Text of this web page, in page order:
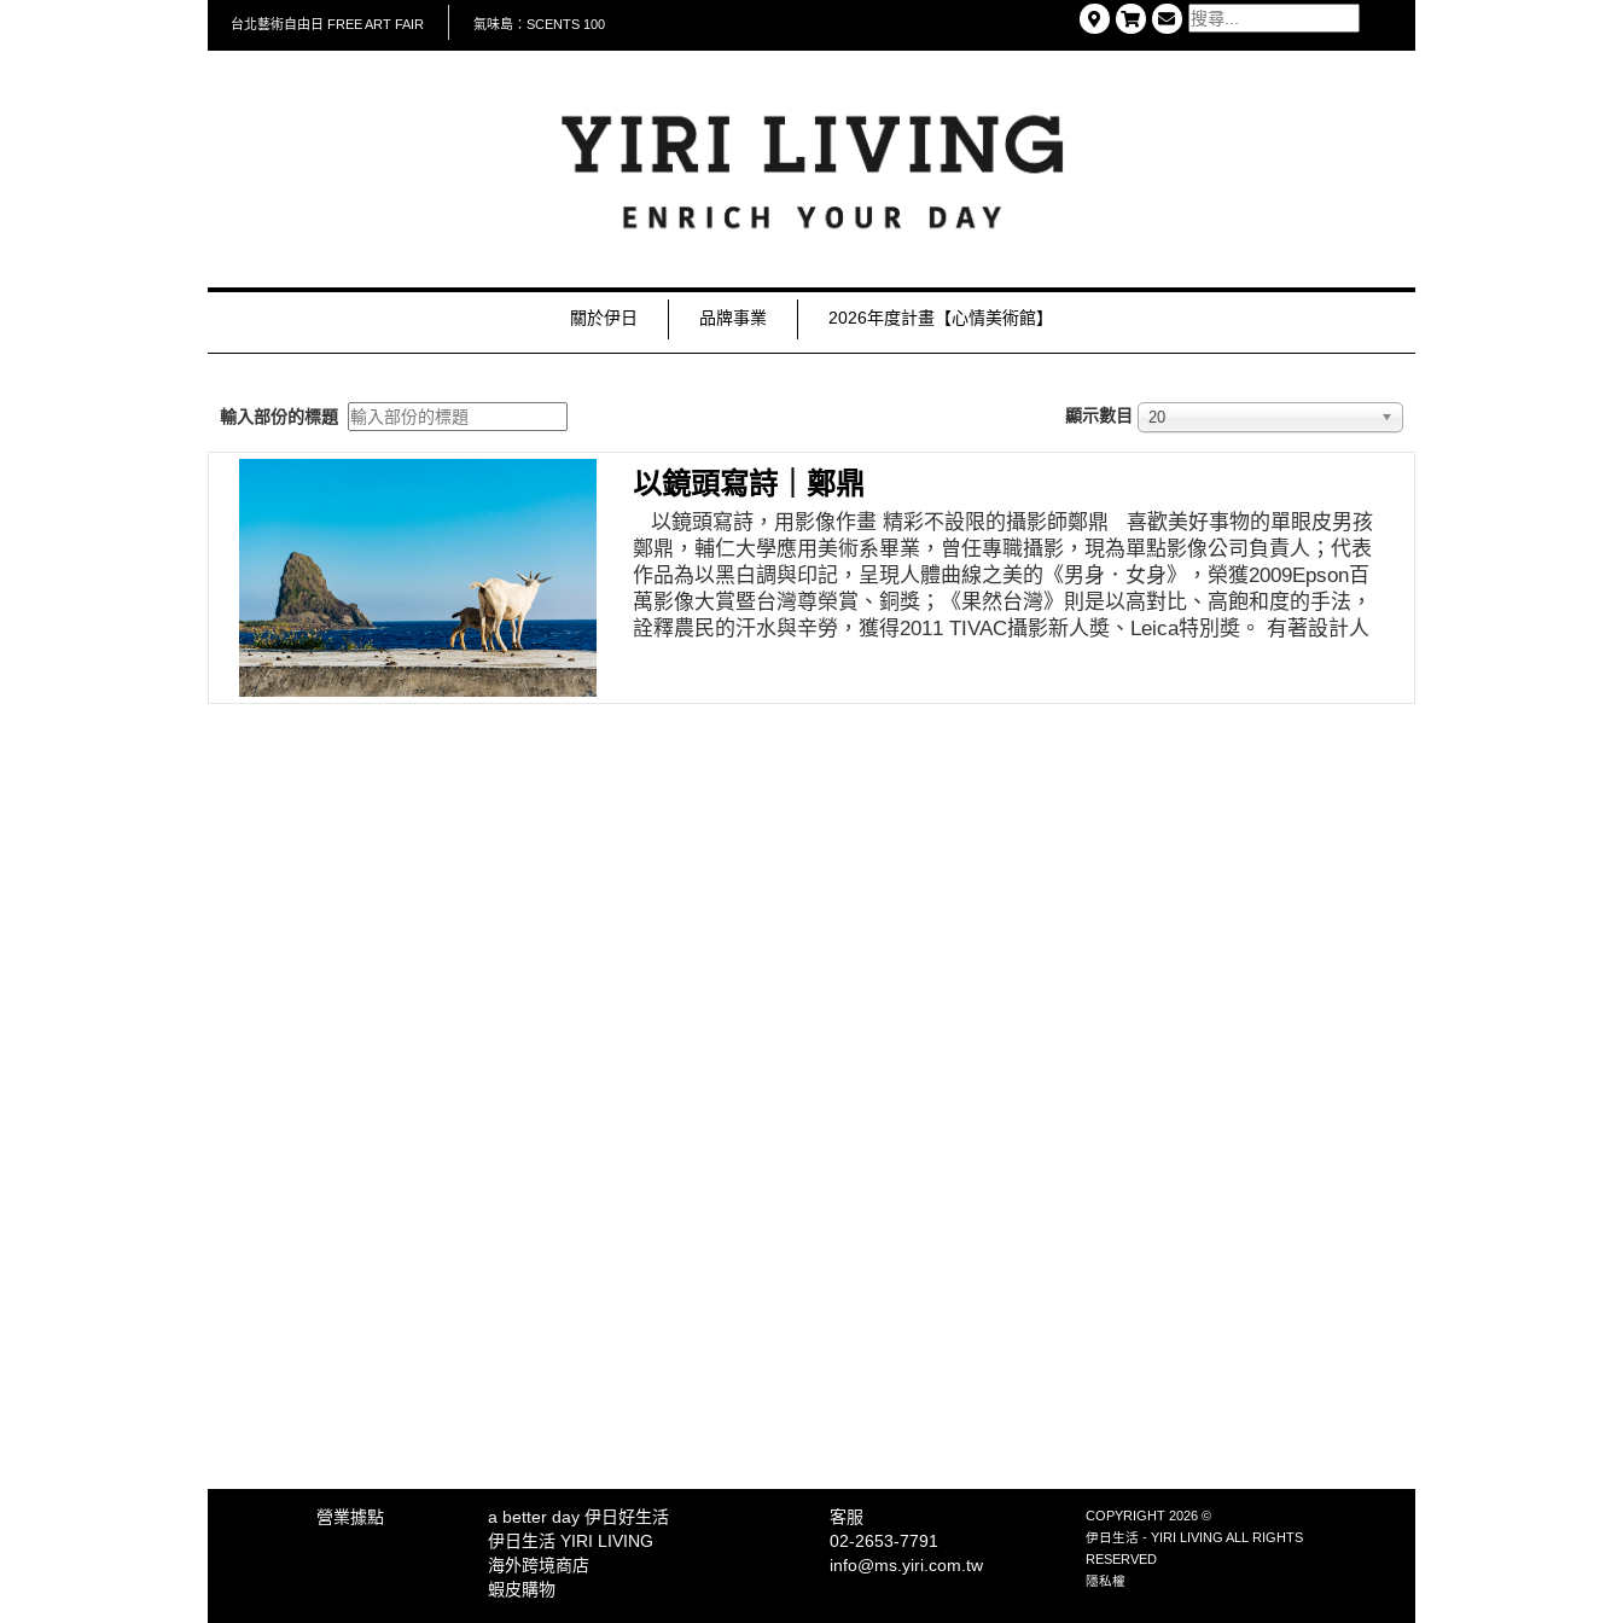
台北藝術自由日 FREE ART FAIR 氣味島：SCENTS 100
關於伊日 品牌事業 2026年度計畫【心情美術館】
輸入部份的標題 顯示數目 20
以鏡頭寫詩｜鄭鼎
以鏡頭寫詩，用影像作畫 精彩不設限的攝影師鄭鼎 喜歡美好事物的單眼皮男孩
鄭鼎，輔仁大學應用美術系畢業，曾任專職攝影，現為單點影像公司負責人；代表
作品為以黑白調與印記，呈現人體曲線之美的《男身．女身》，榮獲2009Epson百
萬影像大賞暨台灣尊榮賞、銅獎；《果然台灣》則是以高對比、高飽和度的手法，
詮釋農民的汗水與辛勞，獲得2011 TIVAC攝影新人奬、Leica特別奬。 有著設計人
擅長將日常生活周遭的場景、人、事、物，不僅透過鏡頭忠實捕捉，更以美學思維
營業據點
a better day 伊日好生活
伊日生活 YIRI LIVING
海外跨境商店
蝦皮購物
客服
02-2653-7791
info@ms.yiri.com.tw
COPYRIGHT 2026 ©
伊日生活 - YIRI LIVING ALL RIGHTS
RESERVED
隱私權